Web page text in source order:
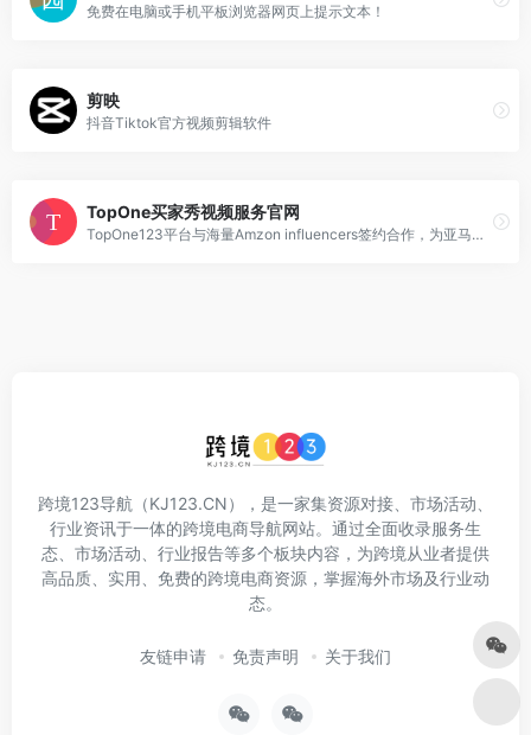
免费在电脑或手机平板浏览器网页上提示文本！
剪映
抖音Tiktok官方视频剪辑软件
TopOne买家秀视频服务官网
TopOne123平台与海量Amzon influencers签约合作，为亚马逊卖家提供专业的买家秀视频拍摄制作及营销服务，一手报价，省心交付，品质保障
跨境123导航（KJ123.CN），是一家集资源对接、市场活动、
行业资讯于一体的跨境电商导航网站。通过全面收录服务生
态、市场活动、行业报告等多个板块内容，为跨境从业者提供
高品质、实用、免费的跨境电商资源，掌握海外市场及行业动
态。
友链申请 免责声明 关于我们